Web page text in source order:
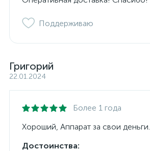
Поддерживаю
Григорий
22.01.2024
Более 1 года
Хороший, Аппарат за свои деньги.
Достоинства: